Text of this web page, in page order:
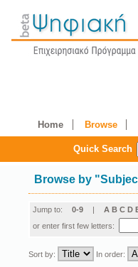
Home Browse
Quick Search
Browse by "
Jump to: 0-9 | A B C D
or enter first few letters:
Sort by: In order: